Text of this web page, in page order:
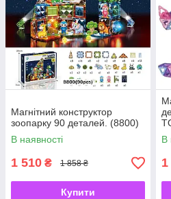
Магнітний конструктор
зоопарку 90 деталей. (8800)
В наявності
1 510 ₴ 1 858 ₴
Купити
В